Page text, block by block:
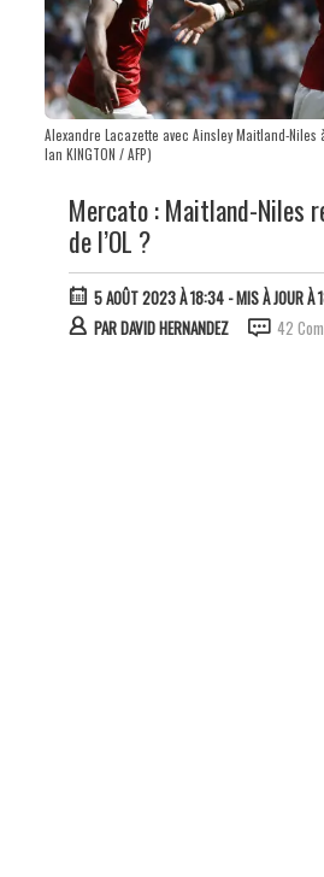
Alexandre Lacazette avec Ainsley Maitland-Niles
Ian KINGTON / AFP)
Mercato : Maitland-Niles
de l’OL ?
5 AOÛT 2023 À 18:34- MIS À JOUR À
PARDAVID HERNANDEZ 42